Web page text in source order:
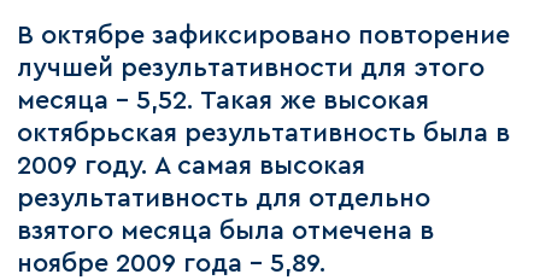
В октябре зафиксировано повторение
лучшей результативности для этого
месяца – 5,52. Такая же высокая
октябрьская результативность была в
2009 году. А самая высокая
результативность для отдельно
взятого месяца была отмечена в
ноябре 2009 года – 5,89.